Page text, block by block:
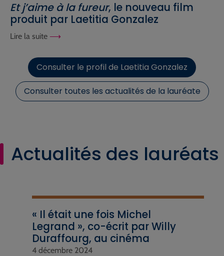
Et j’aime à la fureur, le nouveau film
produit par Laetitia Gonzalez
Lire la suite
Consulter le profil de Laetitia Gonzalez
Consulter toutes les actualités de la lauréate
Actualités des lauréats
« Il était une fois Michel
Legrand », co-écrit par Willy
Duraffourg, au cinéma
4 décembre 2024